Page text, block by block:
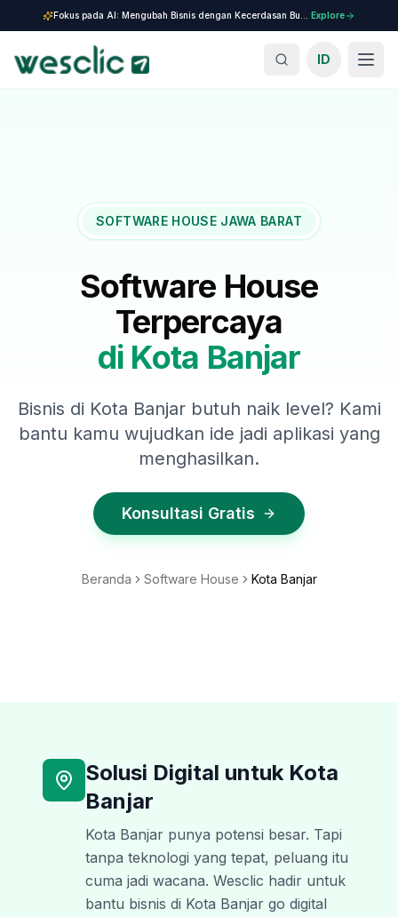
Explore
ID
SOFTWARE HOUSE JAWA BARAT
Software House
Terpercaya
di Kota Banjar
Bisnis di Kota Banjar butuh naik level? Kami
bantu kamu wujudkan ide jadi aplikasi yang
menghasilkan.
Konsultasi Gratis
Beranda Software House Kota Banjar
Solusi Digital untuk Kota
Banjar
Kota Banjar punya potensi besar. Tapi
tanpa teknologi yang tepat, peluang itu
cuma jadi wacana. Wesclic hadir untuk
bantu bisnis di Kota Banjar go digital